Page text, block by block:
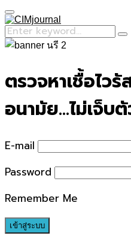
Primary
Menu
Search
for:
ตรวจหาเชื้อไว
อนามัย…ไม่เจ็บ
E-mail
Password
Remember Me